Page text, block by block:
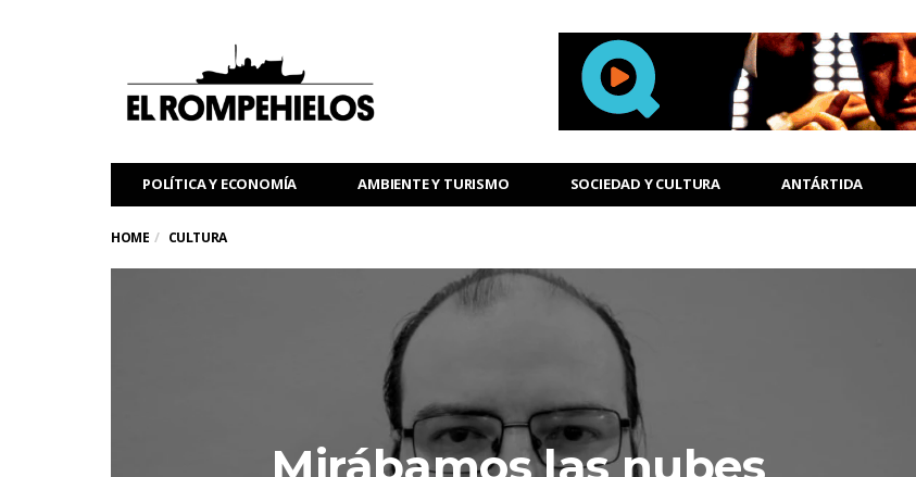
POLÍTICA Y ECONOMÍA AMBIENTE Y TURISMO SOCIEDAD Y CULTURA ANTÁRTIDA
HOME CULTURA
Mirábamos las nubes